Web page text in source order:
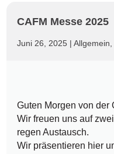
CAFM Messe 2025
Juni 26, 2025 |Allgemein
Guten Morgen von der
Wir freuen uns auf
regen Austausch.
Wir präsentieren hier